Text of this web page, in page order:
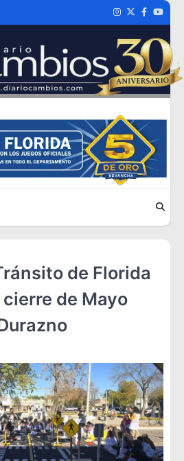
Instagram
TwitterFacebook
de Florida
de Mayo